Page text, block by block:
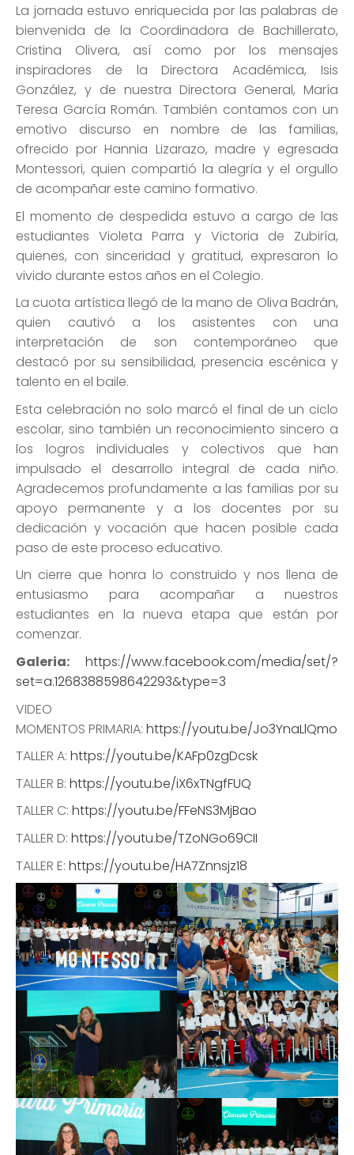
La jornada estuvo enriquecida por las palabras de
bienvenida de la Coordinadora de Bachillerato,
Cristina Olivera, así como por los mensajes
inspiradores de la Directora Académica, Isis
González, y de nuestra Directora General, María
Teresa García Román. También contamos con un
emotivo discurso en nombre de las familias,
ofrecido por Hannia Lizarazo, madre y egresada
Montessori, quien compartió la alegría y el orgullo
de acompañar este camino formativo.
El momento de despedida estuvo a cargo de las
estudiantes Violeta Parra y Victoria de Zubiría,
quienes, con sinceridad y gratitud, expresaron lo
vivido durante estos años en el Colegio.
La cuota artística llegó de la mano de Oliva Badrán,
quien cautivó a los asistentes con una
interpretación de son contemporáneo que
destacó por su sensibilidad, presencia escénica y
talento en el baile.
Esta celebración no solo marcó el final de un ciclo
escolar, sino también un reconocimiento sincero a
los logros individuales y colectivos que han
impulsado el desarrollo integral de cada niño.
Agradecemos profundamente a las familias por su
apoyo permanente y a los docentes por su
dedicación y vocación que hacen posible cada
paso de este proceso educativo.
Un cierre que honra lo construido y nos llena de
entusiasmo para acompañar a nuestros
estudiantes en la nueva etapa que están por
comenzar.
Galeria:
https://www.facebook.com/media/set/?
set=a.1268388598642293&type=3
VIDEO
MOMENTOS PRIMARIA: https://youtu.be/Jo3YnaLlQmo
TALLER A: https://youtu.be/KAFp0zgDcsk
TALLER B: https://youtu.be/iX6xTNgfFUQ
TALLER C: https://youtu.be/FFeNS3MjBao
TALLER D: https://youtu.be/TZoNGo69CII
TALLER E: https://youtu.be/HA7Znnsjz18